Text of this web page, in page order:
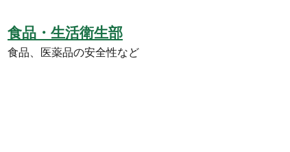
食品・生活衛生部
食品、医薬品の安全性など